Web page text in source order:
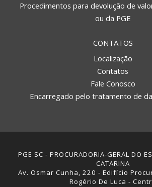
Procedimentos para devolução de
ou da PGE
CONTATOS
Localização
Contatos
Fale Conosco
Encarregado pelo tratamento de
PGE SC - PROCURADORIA-GERAL DO
CATARINA
Av. Osmar Cunha, 220 - Edifício
Rogério De Luca -